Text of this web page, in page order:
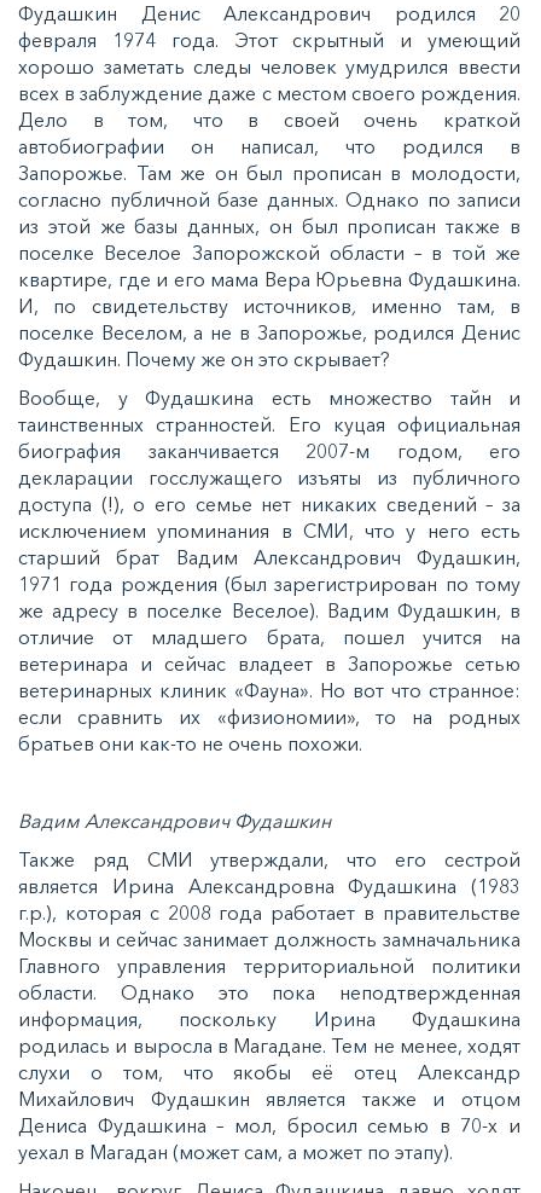
Фудашкин Денис Александрович родился 20
февраля 1974 года. Этот скрытный и умеющий
хорошо заметать следы человек умудрился ввести
всех в заблуждение даже с местом своего рождения.
Дело в том, что в своей очень краткой
автобиографии он написал, что родился в
Запорожье. Там же он был прописан в молодости,
согласно публичной базе данных. Однако по записи
из этой же базы данных, он был прописан также в
поселке Веселое Запорожской области – в той же
квартире, где и его мама Вера Юрьевна Фудашкина.
И, по свидетельству источников, именно там, в
поселке Веселом, а не в Запорожье, родился Денис
Фудашкин. Почему же он это скрывает?
Вообще, у Фудашкина есть множество тайн и
таинственных странностей. Его куцая официальная
биография заканчивается 2007-м годом, его
декларации госслужащего изъяты из публичного
доступа (!), о его семье нет никаких сведений – за
исключением упоминания в СМИ, что у него есть
старший брат Вадим Александрович Фудашкин,
1971 года рождения (был зарегистрирован по тому
же адресу в поселке Веселое). Вадим Фудашкин, в
отличие от младшего брата, пошел учится на
ветеринара и сейчас владеет в Запорожье сетью
ветеринарных клиник «Фауна». Но вот что странное:
если сравнить их «физиономии», то на родных
братьев они как-то не очень похожи.
Вадим Александрович Фудашкин
Также ряд СМИ утверждали, что его сестрой
является Ирина Александровна Фудашкина (1983
г.р.), которая с 2008 года работает в правительстве
Москвы и сейчас занимает должность замначальника
Главного управления территориальной политики
области. Однако это пока неподтвержденная
информация, поскольку Ирина Фудашкина
родилась и выросла в Магадане. Тем не менее, ходят
слухи о том, что якобы её отец Александр
Михайлович Фудашкин является также и отцом
Дениса Фудашкина – мол, бросил семью в 70-х и
уехал в Магадан (может сам, а может по этапу).